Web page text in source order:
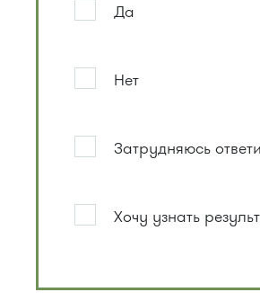
Да
Нет
Затрудняюсь
Хочу узнать